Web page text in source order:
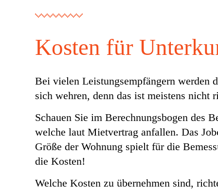
Kosten für
Bei vielen Leistungsempfängern werden
sich wehren, denn das ist meistens nicht
Schauen Sie im Berechnungsbogen des
welche laut Mietvertrag anfallen. Das
Größe der Wohnung spielt für die
die Kosten!
Welche Kosten zu übernehmen sind,